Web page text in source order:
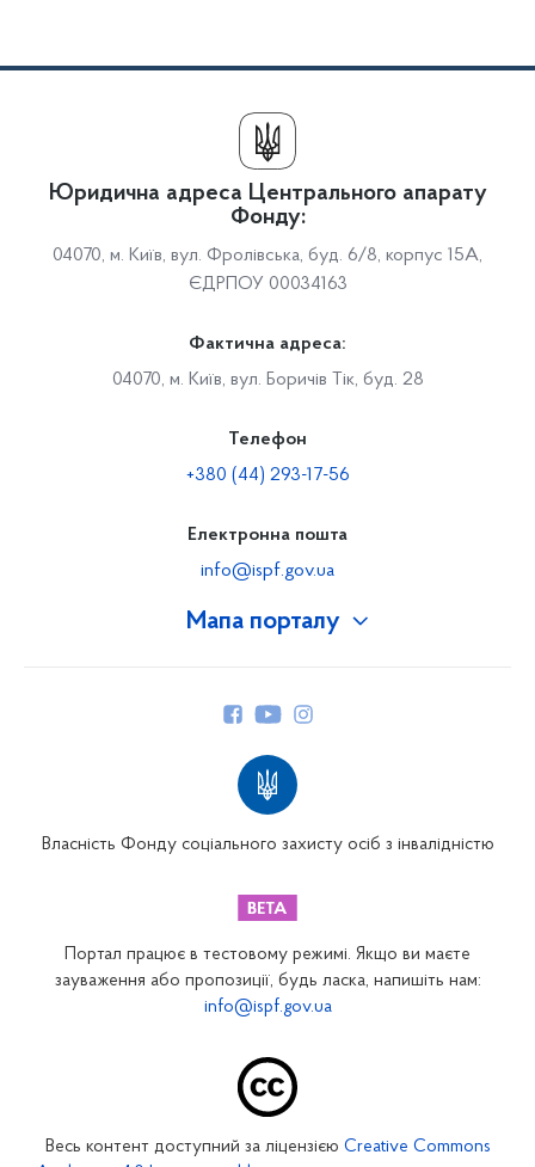
Мапа порталу
Закарпатське відділення
Запорізьке відділення
Кіровоградське відділення
Юридична адреса Центрального апарату
Фонду:
04070, м. Київ, вул. Фролівська, буд. 6/8, корпус 15А,
ЄДРПОУ 00034163
Фактична адреса:
04070, м. Київ, вул. Боричів Тік, буд. 28
Телефон
+380 (44) 293-17-56
Електронна пошта
info@ispf.gov.ua
Власність Фонду соціального захисту осіб з інвалідністю
Портал працює в тестовому режимі. Якщо ви маєте
зауваження або пропозиції, будь ласка, напишіть нам:
info@ispf.gov.ua
Весь контент доступний за ліцензією Creative Commons